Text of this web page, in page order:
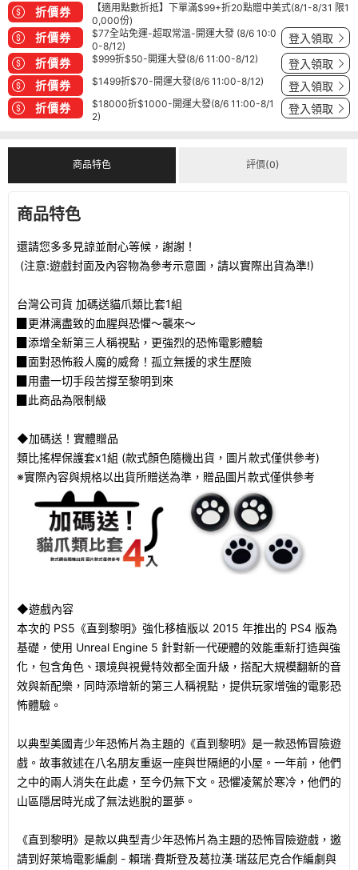
折價券
【適用點數折抵】下單滿$99+折20點贈中美式(8/1-8/31 限1
0,000份)
折價券
$77全站免運-超取常溫-開運大發 (8/6 10:0
0-8/12)
登入領取
折價券 $999折$50-開運大發(8/6 11:00-8/12) 登入領取
折價券 $1499折$70-開運大發(8/6 11:00-8/12) 登入領取
折價券
$18000折$1000-開運大發(8/6 11:00-8/1
2)
登入領取
商品特色 評價(0)
商品特色
還請您多多見諒並耐心等候，謝謝！
(注意:遊戲封面及內容物為參考示意圖，請以實際出貨為準!)
台灣公司貨 加碼送貓爪類比套1組
▉更淋漓盡致的血腥與恐懼～襲來～
▉添增全新第三人稱視點，更強烈的恐怖電影體驗
▉面對恐怖殺人魔的威脅！孤立無援的求生歷險
▉用盡一切手段苦撐至黎明到來
▉此商品為限制級
◆加碼送！實體贈品
類比搖桿保護套x1組 (款式顏色隨機出貨，圖片款式僅供參考)
※實際內容與規格以出貨所贈送為準，贈品圖片款式僅供參考
◆遊戲內容
本次的 PS5《直到黎明》強化移植版以 2015 年推出的 PS4 版為
基礎，使用 Unreal Engine 5 針對新一代硬體的效能重新打造與強
化，包含角色、環境與視覺特效都全面升級，搭配大規模翻新的音
效與新配樂，同時添增新的第三人稱視點，提供玩家增強的電影恐
怖體驗。
以典型美國青少年恐怖片為主題的《直到黎明》是一款恐怖冒險遊
戲。故事敘述在八名朋友重返一座與世隔絕的小屋。一年前，他們
之中的兩人消失在此處，至今仍無下文。恐懼凌駕於寒冷，他們的
山區隱居時光成了無法逃脫的噩夢。
《直到黎明》是款以典型青少年恐怖片為主題的恐怖冒險遊戲，邀
請到好萊塢電影編劇 - 賴瑞‧費斯登及葛拉漢‧瑞茲尼克合作編劇與